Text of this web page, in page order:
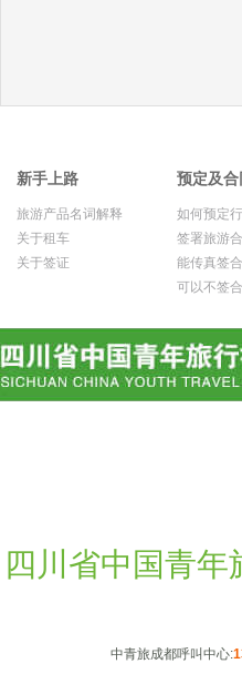
新手上路
旅游产品名词解释
关于租车
关于签证
预定及合
如何预定
签署旅游
能传真签
可以不签
四川省中国青
中青旅成都呼叫中心: